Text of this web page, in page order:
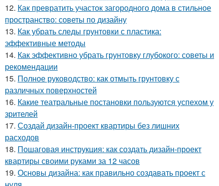
12. Как превратить участок загородного дома в стильное
пространство: советы по дизайну
13. Как убрать следы грунтовки с пластика:
эффективные методы
14. Как эффективно убрать грунтовку глубокого: советы и
рекомендации
15. Полное руководство: как отмыть грунтовку с
различных поверхностей
16. Какие театральные постановки пользуются успехом у
зрителей
17. Создай дизайн-проект квартиры без лишних
расходов
18. Пошаговая инструкция: как создать дизайн-проект
квартиры своими руками за 12 часов
19. Основы дизайна: как правильно создавать проект с